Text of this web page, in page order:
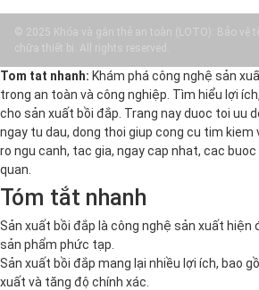
© 2025 Khóa và gắn thẻ an toàn (LOTO): Bảo vệ
chữa thiết bị. All rights reserved.
Tom tat nhanh: Khám phá công nghệ sản
trong an toàn và công nghiệp. Tìm hiểu lợi
cho sản xuất bồi đắp. Trang nay duoc toi uu
ngay tu dau, dong thoi giup cong cu tim kiem
ro ngu canh, tac gia, ngay cap nhat, cac
quan.
Tóm tắt nhanh
Sản xuất bồi đắp là công nghệ sản xuất hiện
sản phẩm phức tạp.
Sản xuất bồi đắp mang lại nhiều lợi ích, bao
xuất và tăng độ chính xác.